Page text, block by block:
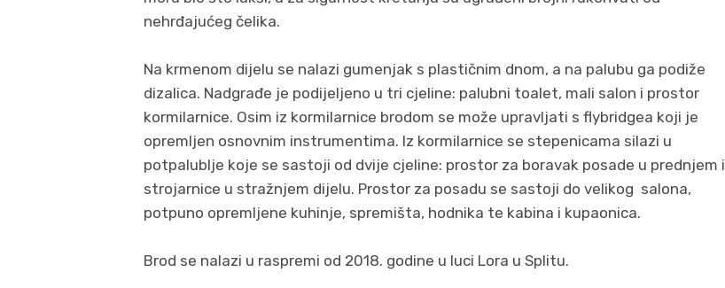
nehrđajućeg čelika.
Na krmenom dijelu se nalazi gumenjak s plastičnim dnom, a na palubu ga podiže
dizalica. Nadgrađe je podijeljeno u tri cjeline: palubni toalet, mali salon i prostor
kormilarnice. Osim iz kormilarnice brodom se može upravljati s flybridgea koji je
opremljen osnovnim instrumentima. Iz kormilarnice se stepenicama silazi u
potpalublje koje se sastoji od dvije cjeline: prostor za boravak posade u prednjem i
strojarnice u stražnjem dijelu. Prostor za posadu se sastoji do velikog salona,
potpuno opremljene kuhinje, spremišta, hodnika te kabina i kupaonica.
Brod se nalazi u raspremi od 2018. godine u luci Lora u Splitu.